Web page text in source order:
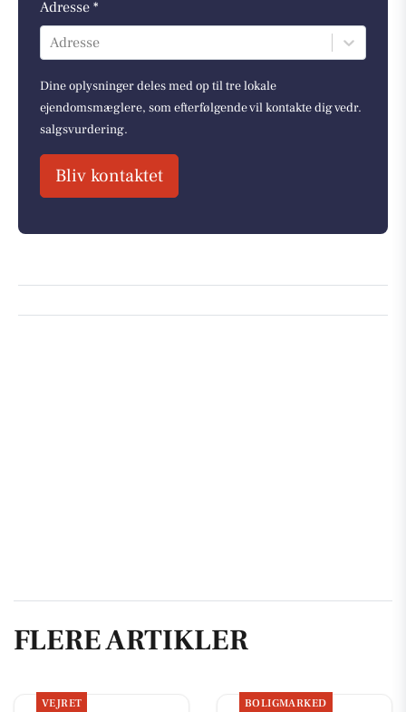
Adresse *
Adresse
Dine oplysninger deles med op til tre lokale
ejendomsmæglere, som efterfølgende vil kontakte dig vedr.
salgsvurdering.
Bliv kontaktet
FLERE ARTIKLER
VEJRET BOLIGMARKED